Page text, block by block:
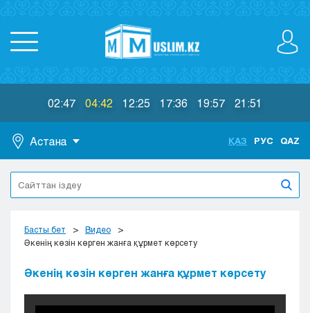
02:47 04:42 12:25 17:36 19:57 21:51
Астана
Астана
Алматы
Атырау
Караганда
Костанай
ҚАЗ РУС QAZ
Басты бет
Видео
Әкенің көзін көрген жанға құрмет көрсету
Әкенің көзін көрген жанға құрмет көрсету